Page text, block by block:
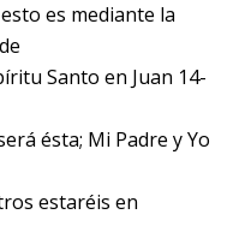
es mediante la
Santo en Juan 14-
ésta; Mi Padre y Yo
estaréis en